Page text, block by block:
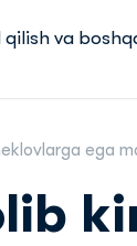
qilish va
ega